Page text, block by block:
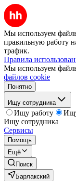
Мы используем
правильную работу
трафик.
Правила
Мы используем
файлов cookie
Понятно
Ищу сотрудника
Ищу работу
Ищу сотрудника
Сервисы
Помощь
Ещё
Поиск
Барлакский